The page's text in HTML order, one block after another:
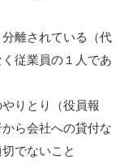
離されている（代
従業員の１人であ
りとり（役員報
ら会社への貸付な
でないこと